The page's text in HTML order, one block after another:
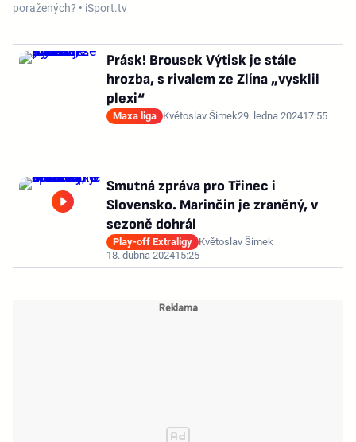
poražených? • iSport.tv
Prásk! Brousek Výtisk je stále
hrozba, s rivalem ze Zlína „vysklil
plexi“
Maxa liga Květoslav Šimek29. ledna 202417:55
Smutná zpráva pro Třinec i
Slovensko. Marinčin je zraněný, v
sezoně dohrál
Play-off Extraligy Květoslav Šimek
18. dubna 202415:25